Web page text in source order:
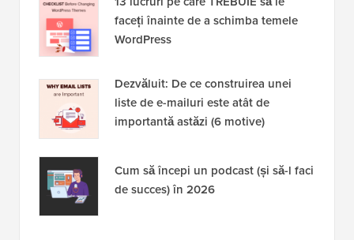
faceți înainte de a schimba temele
WordPress
Dezvăluit: De ce construirea unei
liste de e-mailuri este atât de
importantă astăzi (6 motive)
Cum să începi un podcast (și să-l faci
de succes) în 2026